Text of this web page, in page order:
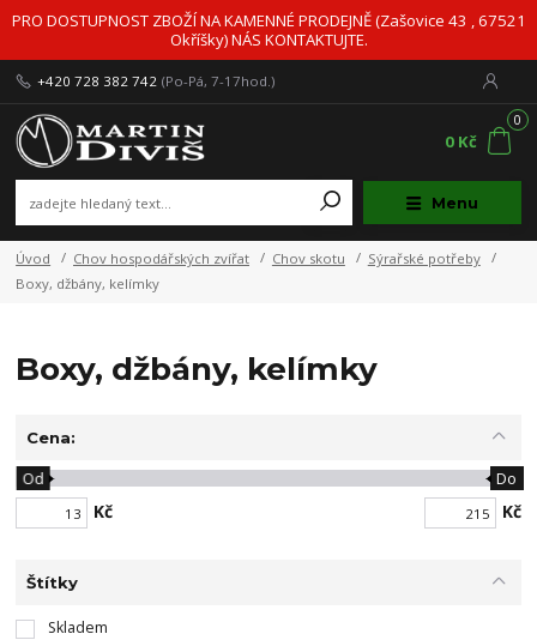
PRO DOSTUPNOST ZBOŽÍ NA KAMENNÉ PRODEJNĚ (Zašovice 43 , 67521
Okříšky) NÁS KONTAKTUJTE.
Menu
+420 728 382 742 (Po-Pá, 7-17hod.)
0
0 Kč
Úvod Chov hospodářských zvířat Chov skotu
Sýrařské potřeby
Boxy, džbány, kelímky
Boxy, džbány, kelímky
Cena:
Kč
Od Do
Kč
Štítky
Skladem